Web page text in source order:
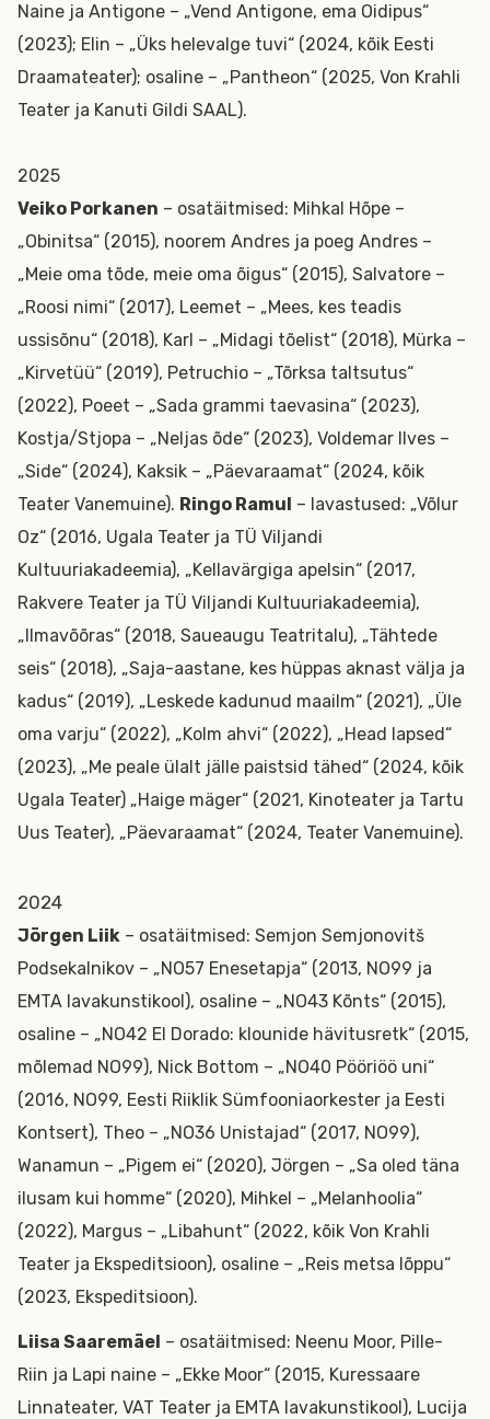
Naine ja Antigone – „Vend Antigone, ema Oidipus“
(2023); Elin – „Üks helevalge tuvi“ (2024, kõik Eesti
Draamateater); osaline – „Pantheon“ (2025, Von Krahli
Teater ja Kanuti Gildi SAAL).
2025
Veiko Porkanen – osatäitmised: Mihkal Hõpe –
„Obinitsa“ (2015), noorem Andres ja poeg Andres –
„Meie oma tõde, meie oma õigus“ (2015), Salvatore –
„Roosi nimi“ (2017), Leemet – „Mees, kes teadis
ussisõnu“ (2018), Karl – „Midagi tõelist“ (2018), Mürka –
„Kirvetüü“ (2019), Petruchio – „Tõrksa taltsutus“
(2022), Poeet – „Sada grammi taevasina“ (2023),
Kostja/Stjopa – „Neljas õde“ (2023), Voldemar Ilves –
„Side“ (2024), Kaksik – „Päevaraamat“ (2024, kõik
Teater Vanemuine). Ringo Ramul – lavastused: „Võlur
Oz“ (2016, Ugala Teater ja TÜ Viljandi
Kultuuriakadeemia), „Kellavärgiga apelsin“ (2017,
Rakvere Teater ja TÜ Viljandi Kultuuriakadeemia),
„Ilmavõõras“ (2018, Saueaugu Teatritalu), „Tähtede
seis“ (2018), „Saja-aastane, kes hüppas aknast välja ja
kadus“ (2019), „Leskede kadunud maailm“ (2021), „Üle
oma varju“ (2022), „Kolm ahvi“ (2022), „Head lapsed“
(2023), „Me peale ülalt jälle paistsid tähed“ (2024, kõik
Ugala Teater) „Haige mäger“ (2021, Kinoteater ja Tartu
Uus Teater), „Päevaraamat“ (2024, Teater Vanemuine).
2024
Jörgen Liik – osatäitmised: Semjon Semjonovitš
Podsekalnikov – „NO57 Enesetapja“ (2013, NO99 ja
EMTA lavakunstikool), osaline – „NO43 Kõnts“ (2015),
osaline – „NO42 El Dorado: klounide hävitusretk“ (2015,
mõlemad NO99), Nick Bottom – „NO40 Pööriöö uni“
(2016, NO99, Eesti Riiklik Sümfooniaorkester ja Eesti
Kontsert), Theo – „NO36 Unistajad“ (2017, NO99),
Wanamun – „Pigem ei“ (2020), Jörgen – „Sa oled täna
ilusam kui homme“ (2020), Mihkel – „Melanhoolia“
(2022), Margus – „Libahunt“ (2022, kõik Von Krahli
Teater ja Ekspeditsioon), osaline – „Reis metsa lõppu“
(2023, Ekspeditsioon).
Liisa Saaremäel – osatäitmised: Neenu Moor, Pille-
Riin ja Lapi naine – „Ekke Moor“ (2015, Kuressaare
Linnateater, VAT Teater ja EMTA lavakunstikool), Lucija